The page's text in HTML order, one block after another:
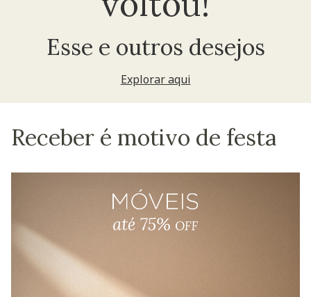
Esse e outros desejos
Explorar aqui
Receber é motivo de festa